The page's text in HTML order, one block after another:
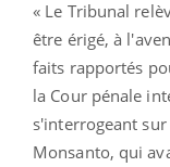
« Le Tribunal
être érigé, à
faits rapportés
la Cour pénale
s'interrogeant
Monsanto, qui